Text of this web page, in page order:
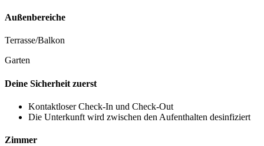
Außenbereiche
Terrasse/Balkon
Garten
Deine Sicherheit zuerst
Kontaktloser Check-In und Check-Out
Die Unterkunft wird zwischen den Aufenthalten desinfiziert
Zimmer